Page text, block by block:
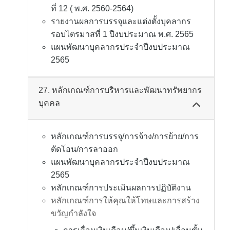
ที่ 12 ( พ.ศ. 2560-2564)
รายงานผลการบรรจุและแต่งตั้งบุคลากร
รอบไตรมาสที่ 1 ปีงบประมาณ พ.ศ. 2565
แผนพัฒนาบุคลากรประจำปีงบประมาณ
2565
27. หลักเกณฑ์การบริหารและพัฒนาทรัพยากร
บุคคล
หลักเกณฑ์การบรรจุ/การจ้าง/การย้าย/การ
ตัดโอน/การลาออก
แผนพัฒนาบุคลากรประจำปีงบประมาณ
2565
หลักเกณฑ์การประเมินผลการปฏิบัติงาน
หลักเกณฑ์การให้คุณให้โทษและการสร้าง
ขวัญกำลังใจ